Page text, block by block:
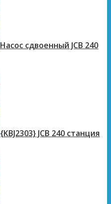
Насос сдвоенный JCB 240
{KBJ2303} JCB 240 станция